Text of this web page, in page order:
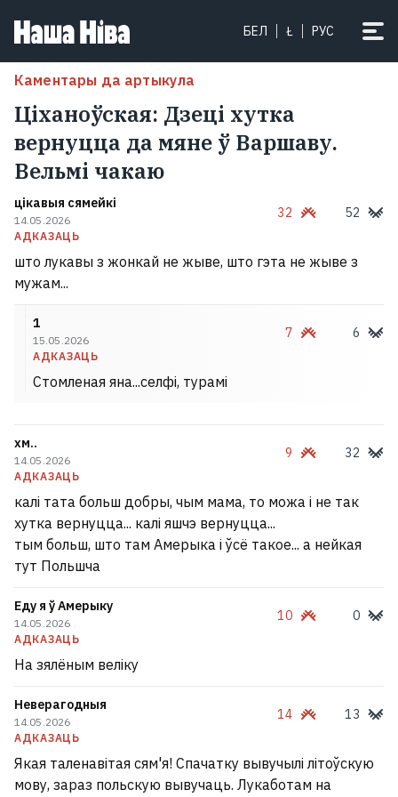
БЕЛ Ł РУС
Каментары да артыкула
Ціханоўская: Дзеці хутка
вернуцца да мяне ў Варшаву.
Вельмі чакаю
цікавыя сямейкі
14.05.2026
АДКАЗАЦЬ
32 52
што лукавы з жонкай не жыве, што гэта не жыве з
мужам...
1
15.05.2026
АДКАЗАЦЬ
7 6
Стомленая яна...селфі, турамі
хм..
14.05.2026
АДКАЗАЦЬ
9 32
калі тата больш добры, чым мама, то можа і не так
хутка вернуцца... калі яшчэ вернуцца...
тым больш, што там Амерыка і ўсё такое... а нейкая
тут Польшча
Еду я ў Амерыку
14.05.2026
АДКАЗАЦЬ
10 0
На зялёным веліку
Неверагодныя
14.05.2026
АДКАЗАЦЬ
14 13
Якая таленавітая сям'я! Спачатку вывучылі літоўскую
мову, зараз польскую вывучаць. Лукаботам на